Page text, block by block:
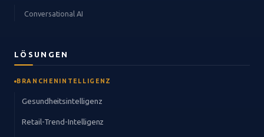
Conversational AI
LÖSUNGEN
BRANCHENINTELLIGENZ
Gesundheitsintelligenz
Retail-Trend-Intelligenz